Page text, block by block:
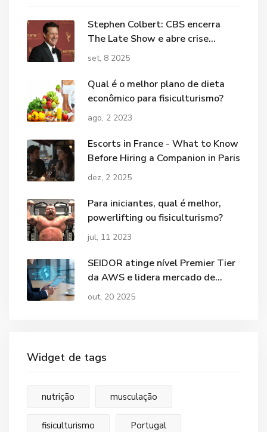
Stephen Colbert: CBS encerra
The Late Show e abre crise
política; Trump comemora
set, 8 2025
Qual é o melhor plano de dieta
econômico para fisiculturismo?
ago, 2 2023
Escorts in France - What to Know
Before Hiring a Companion in Paris
dez, 2 2025
Para iniciantes, qual é melhor,
powerlifting ou fisiculturismo?
jul, 11 2023
SEIDOR atinge nível Premier Tier
da AWS e lidera mercado de
nuvem
out, 20 2025
Widget de tags
nutrição musculação
fisiculturismo Portugal